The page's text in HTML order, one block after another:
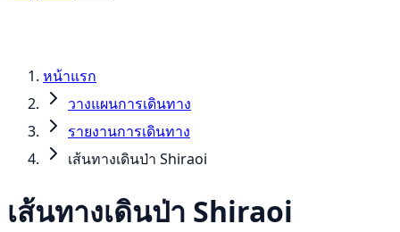
หน้าแรก
วางแผนการเดินทาง
รายงานการเดินทาง
เส้นทางเดินป่า Shiraoi
เส้นทางเดินป่า Shiraoi